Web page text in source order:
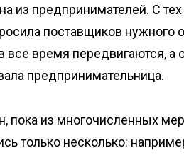
из предпринимателей. С
поставщиков нужного
все время передвигаются, а
предпринимательница.
пока из многочисленных
только несколько: